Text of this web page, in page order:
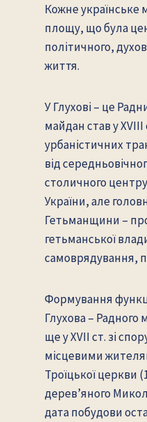
Кожне українське
площу, що була
політичного,
життя.
У Глухові – це
майдан став уXVIII
урбаністичних
від
столичного
України, але
Гетьманщини –
гетьманської
самоврядування,
Формування
Глухова – Радного
ще у XVII ст. зі
місцевими
Троїцької церкви
дерев’яного
дата побудови